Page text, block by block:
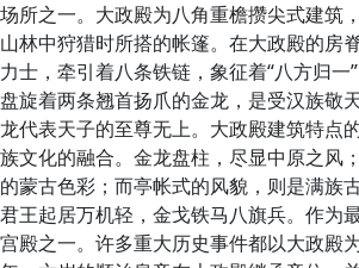
场所之一。大政殿为八角重檐攒尖式建筑
山林中狩猎时所搭的帐篷。在大政殿的房
力士，牵引着八条铁链，象征着“八方归一
盘旋着两条翘首扬爪的金龙，是受汉族敬
龙代表天子的至尊无上。大政殿建筑特点
族文化的融合。金龙盘柱，尽显中原之风
的蒙古色彩；而亭帐式的风貌，则是满族
君王起居万机轻，金戈铁马八旗兵。作为
宫殿之一。许多重大历史事件都以大政殿